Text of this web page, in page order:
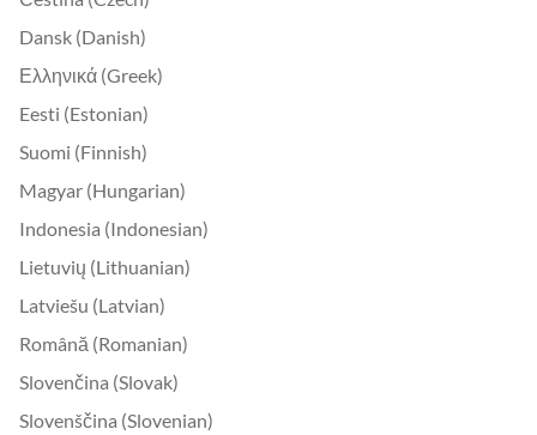
Dansk (Danish)
Ελληνικά (Greek)
Eesti (Estonian)
Suomi (Finnish)
Magyar (Hungarian)
Indonesia (Indonesian)
Lietuvių (Lithuanian)
Latviešu (Latvian)
Română (Romanian)
Slovenčina (Slovak)
Slovenščina (Slovenian)